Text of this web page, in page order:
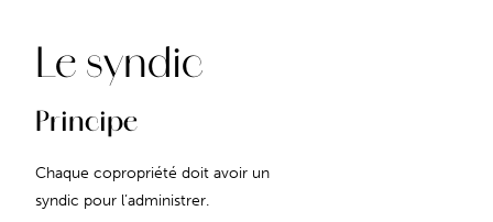
Le syndic
Principe
Chaque copropriété doit avoir un
syndic pour l’administrer.